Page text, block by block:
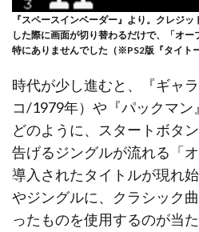
『スペースインベーダー』より。クレジ
した際に画面が切り替わるだけで、「オ
特にありませんでした（※PS2版『タイト
時代が少し進むと、『ギャ
コ/1979年）や『パックマ
どのように、スタートボタ
告げるジングルが流れる「
導入されたタイトルが現れ
やジングルに、クラシック
ったものを使用するのが当